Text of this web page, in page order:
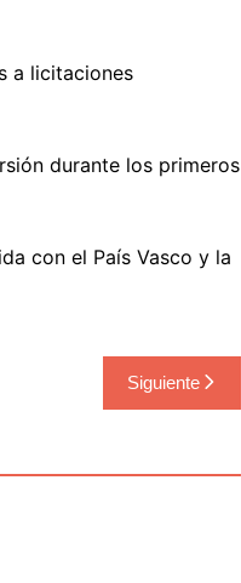
a licitaciones
durante los primeros
con el País Vasco y la
Siguiente